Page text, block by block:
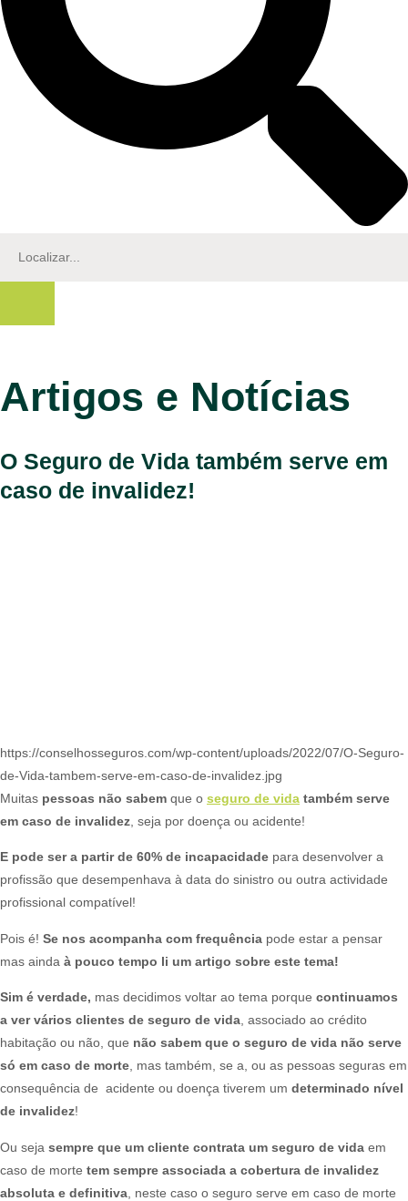
Artigos e Notícias
O Seguro de Vida também serve em
caso de invalidez!
https://conselhosseguros.com/wp-content/uploads/2022/07/O-Seguro-
de-Vida-tambem-serve-em-caso-de-invalidez.jpg
Muitas pessoas não sabem que o seguro de vida também serve
em caso de invalidez , seja por doença ou acidente!​
E pode ser a partir de 60% de incapacidade para desenvolver a
profissão que desempenhava à data do sinistro ou outra actividade
profissional compatível!​
Pois é! Se nos acompanha com frequência pode estar a pensar
mas ainda à pouco tempo li um artigo sobre este tema!
Sim é verdade, mas decidimos voltar ao tema porque continuamos
a ver vários clientes de seguro de vida , associado ao crédito
habitação ou não, que não sabem que o seguro de vida não serve
só em caso de morte , mas também, se a, ou as pessoas seguras em
consequência de acidente ou doença tiverem um determinado nível
de invalidez!​​
Ou seja sempre que um cliente contrata um seguro de vida em
caso de morte tem sempre associada a cobertura de invalidez
absoluta e definitiva , neste caso o seguro serve em caso de morte